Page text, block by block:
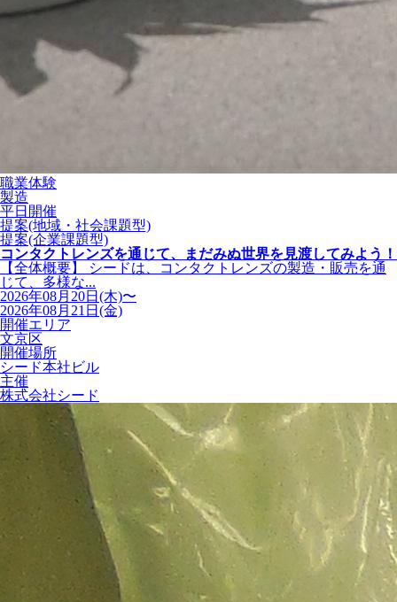
職業体験
製造
平日開催
提案(地域・社会課題型)
提案(企業課題型)
コンタクトレンズを通じて、まだみぬ世界を見渡してみよう！
【全体概要】 シードは、コンタクトレンズの製造・販売を通
じて、多様な...
2026年08月20日(木)〜
2026年08月21日(金)
開催エリア
文京区
開催場所
シード本社ビル
主催
株式会社シード